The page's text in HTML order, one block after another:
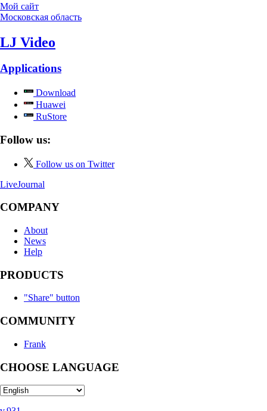
Мой сайт
Московская область
LJ Video
Applications
Download
Huawei
RuStore
Follow us:
Follow us on Twitter
LiveJournal
COMPANY
About
News
Help
PRODUCTS
"Share" button
COMMUNITY
Frank
CHOOSE LANGUAGE